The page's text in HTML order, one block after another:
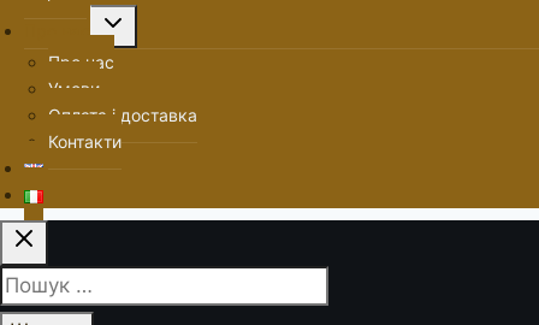
Перемкнути
меню
нащадка
Про нас
Умови
Оплата і доставка
Контакти
Пошук: